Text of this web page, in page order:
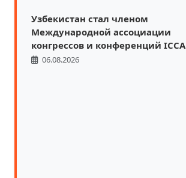
Узбекистан стал членом
Международной ассоциации
конгрессов и конференций ICCA
06.08.2026